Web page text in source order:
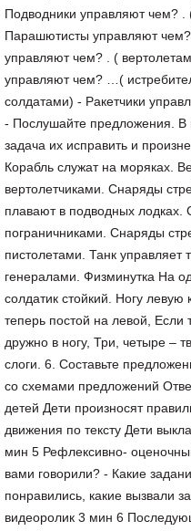
Подводники управляют чем?
Парашютисты управляют
управляют чем? . (
управляют чем? …(
солдатами) - Ракетчики
- Послушайте предложения.
задача их исправить и
Корабль служат на моряках.
вертолетчиками. Снаряды
плавают в подводных
пограничниками. Снаряды
пистолетами. Танк управляет
генералами. Физминутка На
солдатик стойкий. Ногу
теперь постой на левой,
дружно в ногу, Три, четыре –
слоги. 6. Составьте
со схемами предложений
детей Дети произносят
движения по тексту Дети
мин 5 Рефлексивно-
вами говорили? - Какие
понравились, какие вызвали
видеоролик 3 мин 6